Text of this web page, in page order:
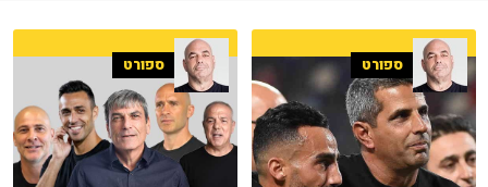
ספורט ספורט